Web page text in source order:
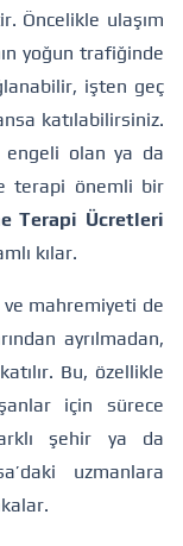
Öncelikle ulaşım
yoğun trafiğinde
işten geç
katılabilirsiniz.
engeli olan ya da
terapi önemli bir
Terapi Ücretleri
kılar.
mahremiyeti de
ayrılmadan,
Bu, özellikle
için sürece
şehir ya da
uzmanlara